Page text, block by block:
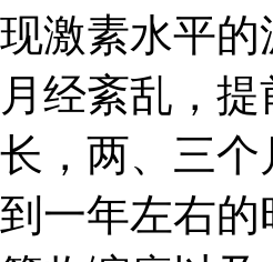
现激素水平
月经紊乱，
长，两、三
到一年左右